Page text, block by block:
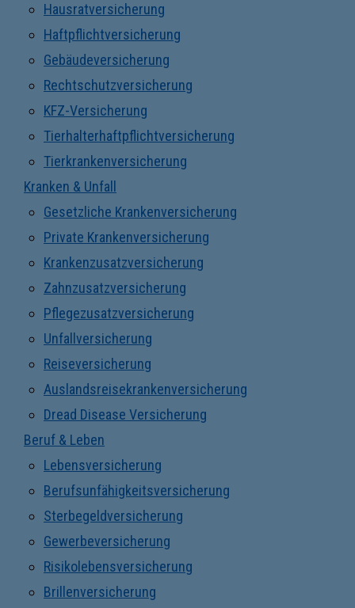
Hausratversicherung
Haftpflichtversicherung
Gebäudeversicherung
Rechtschutzversicherung
KFZ-Versicherung
Tierhalterhaftpflichtversicherung
Tierkrankenversicherung
Kranken & Unfall
Gesetzliche Krankenversicherung
Private Krankenversicherung
Krankenzusatzversicherung
Zahnzusatzversicherung
Pflegezusatzversicherung
Unfallversicherung
Reiseversicherung
Auslandsreisekrankenversicherung
Dread Disease Versicherung
Beruf & Leben
Lebensversicherung
Berufsunfähigkeitsversicherung
Sterbegeldversicherung
Gewerbeversicherung
Risikolebensversicherung
Brillenversicherung